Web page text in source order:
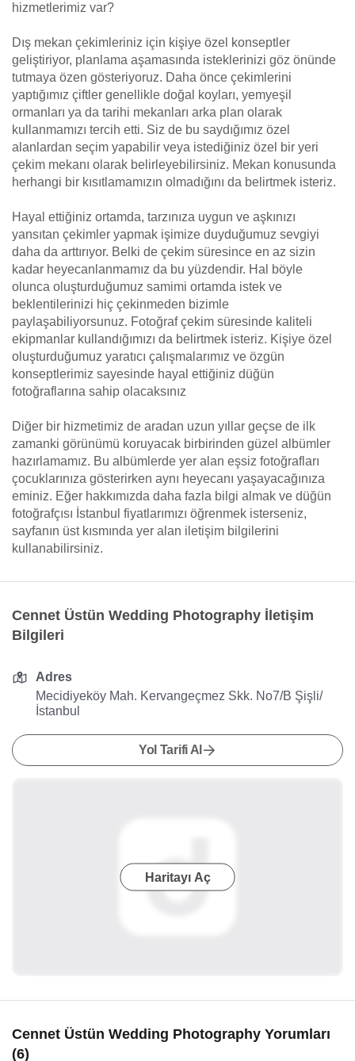
hizmetlerimiz var?
Dış mekan çekimleriniz için kişiye özel konseptler
geliştiriyor, planlama aşamasında isteklerinizi göz önünde
tutmaya özen gösteriyoruz. Daha önce çekimlerini
yaptığımız çiftler genellikle doğal koyları, yemyeşil
ormanları ya da tarihi mekanları arka plan olarak
kullanmamızı tercih etti. Siz de bu saydığımız özel
alanlardan seçim yapabilir veya istediğiniz özel bir yeri
çekim mekanı olarak belirleyebilirsiniz. Mekan konusunda
herhangi bir kısıtlamamızın olmadığını da belirtmek isteriz.
Hayal ettiğiniz ortamda, tarzınıza uygun ve aşkınızı
yansıtan çekimler yapmak işimize duyduğumuz sevgiyi
daha da arttırıyor. Belki de çekim süresince en az sizin
kadar heyecanlanmamız da bu yüzdendir. Hal böyle
olunca oluşturduğumuz samimi ortamda istek ve
beklentilerinizi hiç çekinmeden bizimle
paylaşabiliyorsunuz. Fotoğraf çekim süresinde kaliteli
ekipmanlar kullandığımızı da belirtmek isteriz. Kişiye özel
oluşturduğumuz yaratıcı çalışmalarımız ve özgün
konseptlerimiz sayesinde hayal ettiğiniz düğün
fotoğraflarına sahip olacaksınız
Diğer bir hizmetimiz de aradan uzun yıllar geçse de ilk
zamanki görünümü koruyacak birbirinden güzel albümler
hazırlamamız. Bu albümlerde yer alan eşsiz fotoğrafları
çocuklarınıza gösterirken aynı heyecanı yaşayacağınıza
eminiz. Eğer hakkımızda daha fazla bilgi almak ve düğün
fotoğrafçısı İstanbul fiyatlarımızı öğrenmek isterseniz,
sayfanın üst kısmında yer alan iletişim bilgilerini
kullanabilirsiniz.
Cennet Üstün Wedding Photography İletişim
Bilgileri
Adres
Mecidiyeköy Mah. Kervangeçmez Skk. No7/B Şişli/
İstanbul
Yol Tarifi Al
Haritayı Aç
Cennet Üstün Wedding Photography Yorumları
(6)